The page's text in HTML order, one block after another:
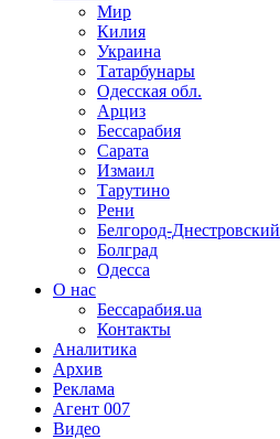
Мир
Килия
Украина
Татарбунары
Одесская обл.
Арциз
Бессарабия
Сарата
Измаил
Тарутино
Рени
Белгород-Днестровский
Болград
Одесса
О нас
Бессарабия.ua
Контакты
Аналитика
Архив
Реклама
Агент 007
Видео